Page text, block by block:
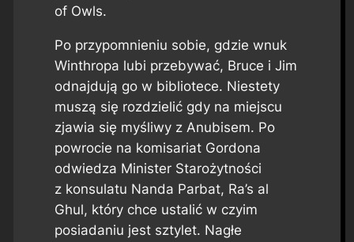
of Owls.
Po przypomnieniu sobie, gdzie wnuk
Winthropa lubi przebywać, Bruce i Jim
odnajdują go w bibliotece. Niestety
muszą się rozdzielić gdy na miejscu
zjawia się myśliwy z Anubisem. Po
powrocie na komisariat Gordona
odwiedza Minister Starożytności
z konsulatu Nanda Parbat, Ra’s al
Ghul, który chce ustalić w czyim
posiadaniu jest sztylet. Nagłe